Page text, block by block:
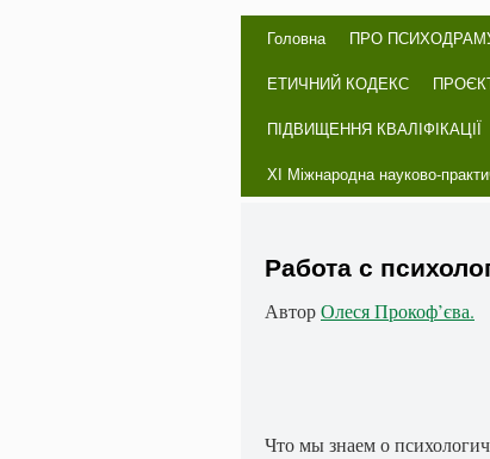
Головна ПРО
ЕТИЧНИЙ КОДЕКС
ПІДВИЩЕННЯ КВАЛІФІКАЦІЇ
ХІ Міжнародна науково-
Работа с
АвторОлеся Прокоф’єва.
Что мы знаем о